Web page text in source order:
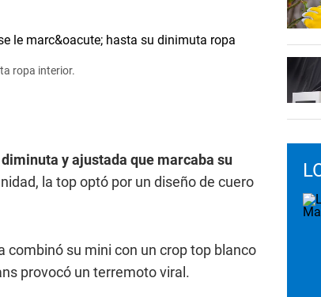
ropa interior.
y ajustada que marcaba su
la top optó por un diseño de cuero
combinó su mini con un crop top blanco
provocó un terremoto viral.